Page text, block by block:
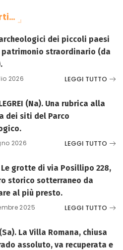
dei piccoli paesi
patrimonio straordinario (da
2026 LEGGI TUTTO
(Na). Una rubrica alla
dei siti del Parco
2026 LEGGI TUTTO
Le grotte di via Posillipo 228,
storico sotterraneo da
al più presto.
2025 LEGGI TUTTO
La Villa Romana, chiusa
assoluto, va recuperata e